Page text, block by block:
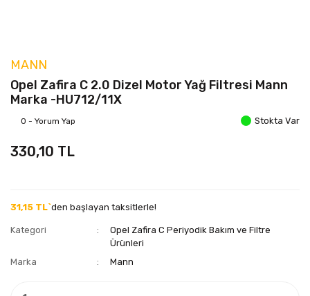
MANN
Opel Zafira C 2.0 Dizel Motor Yağ Filtresi Mann
Marka -HU712/11X
0 - Yorum Yap Stokta Var
330,10 TL
31,15 TL`den başlayan taksitlerle!
Kategori
Opel Zafira C Periyodik Bakım ve Filtre
Ürünleri
Marka
Mann